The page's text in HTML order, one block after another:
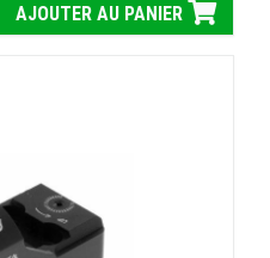
AJOUTER AU PANIER